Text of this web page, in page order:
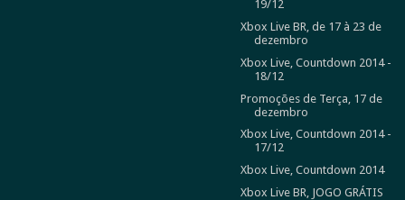
19/12
Xbox Live BR, de 17 à 23 de
dezembro
Xbox Live, Countdown 2014 -
18/12
Promoções de Terça, 17 de
dezembro
Xbox Live, Countdown 2014 -
17/12
Xbox Live, Countdown 2014
Xbox Live BR, JOGO GRÁTIS